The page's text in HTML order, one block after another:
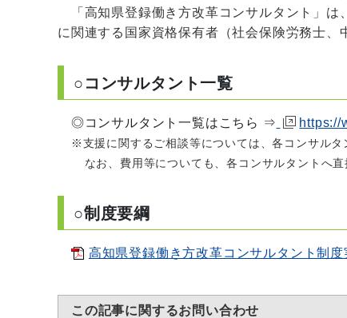
「高知県登録働き方改革コンサルタント」は
に関連する国家資格保有者（社会保険労務士、
○コンサルタント一覧
◎コンサルタント一覧はこちら ⇒ https://
※支援に関するご相談等については、各コンサルタ
なお、費用等についても、各コンサルタントへ直
○制度要綱
高知県登録働き方改革コンサルタント制
この記事に関するお問い合わせ